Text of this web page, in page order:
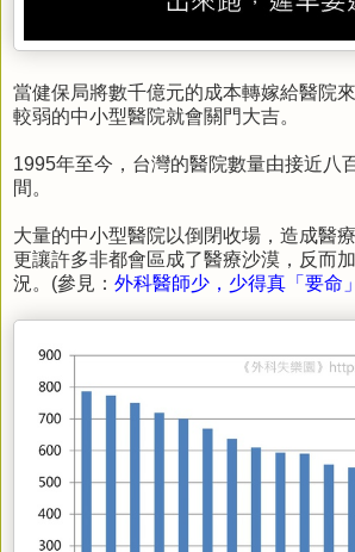
當健保局將數千億元的成本轉嫁給醫院來
較弱的中小型醫院就會關門大吉。
1995年至今，台灣的醫院數量由接近八
間。
大量的中小型醫院以倒閉收場，造成醫
更讓許多非都會區成了醫療沙漠，反而
況。 (參見： 外科醫師少，少得真「要命